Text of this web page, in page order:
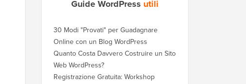
Guide WordPress utili
30 Modi "Provati" per Guadagnare
Online con un Blog WordPress
Quanto Costa Davvero Costruire un Sito
Web WordPress?
Registrazione Gratuita: Workshop